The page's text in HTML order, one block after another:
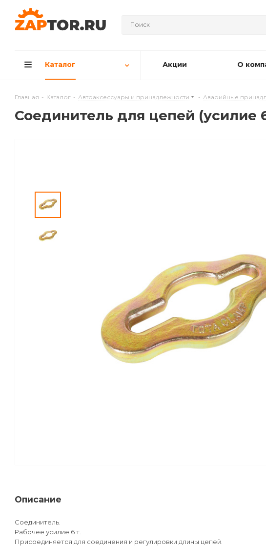
Каталог Акции О
Главная - Каталог - Автоаксессуары и принадлежности - Аварийные
Соединитель для цепей (усилие
Описание
Соединитель.
Рабочее усилие 6 т.
Присоединяется для соединения и регулировки длины цепей.